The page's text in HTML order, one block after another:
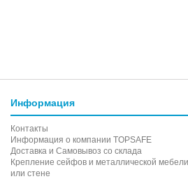
Информация
Контакты
Информация о компании TOPSAFE
Доставка и Самовывоз со склада
Крепление сейфов и металлической
или стене